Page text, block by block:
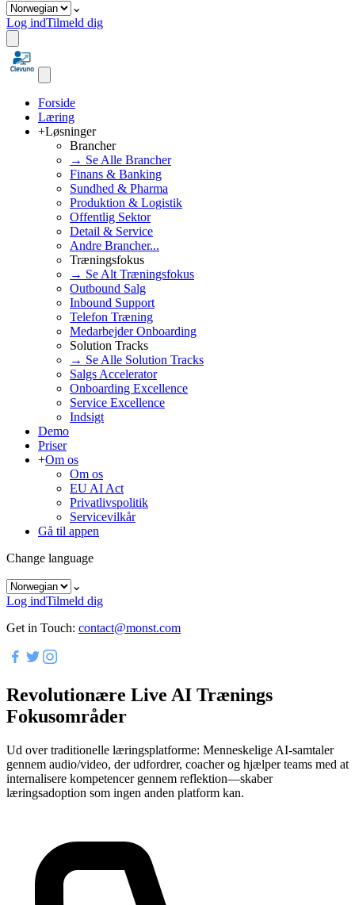
⌄
Log indTilmeld dig
Forside
Læring
+Løsninger
Brancher
→ Se Alle Brancher
Finans & Banking
Sundhed & Pharma
Produktion & Logistik
Offentlig Sektor
Detail & Service
Andre Brancher...
Træningsfokus
→ Se Alt Træningsfokus
Outbound Salg
Inbound Support
Telefon Træning
Medarbejder Onboarding
Solution Tracks
→ Se Alle Solution Tracks
Salgs Accelerator
Onboarding Excellence
Service Excellence
Indsigt
Demo
Priser
+Om os
Om os
EU AI Act
Privatlivspolitik
Servicevilkår
Gå til appen
Change language
⌄
Log indTilmeld dig
Get in Touch: contact@monst.com
Revolutionære Live AI Trænings
Fokusområder
Ud over traditionelle læringsplatforme: Menneskelige AI-samtaler
gennem audio/video, der udfordrer, coacher og hjælper teams med at
internalisere kompetencer gennem reflektion—skaber
læringsadoption som ingen anden platform kan.